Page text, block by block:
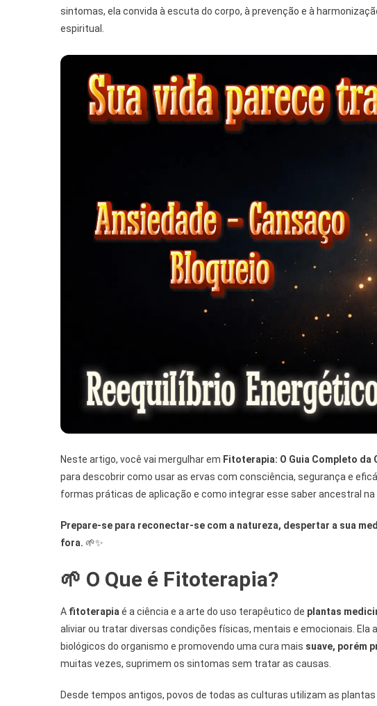
sintomas, ela convida à escuta do corpo, à prevenção e à
espiritual.
Neste artigo, você vai mergulhar em Fitoterapia: O Guia Completo da
para descobrir como usar as ervas com consciência, segurança e
formas práticas de aplicação e como integrar esse saber ancestral na
Prepare-se para reconectar-se com a natureza, despertar a sua
fora. 🌱✨
🌱 O Que é Fitoterapia?
A fitoterapiaé a ciência e a arte do uso terapêutico de plantas
aliviar ou tratar diversas condições físicas, mentais e emocionais.
biológicos do organismo e promovendo uma cura mais suave, porém
muitas vezes, suprimem os sintomas sem tratar as causas.
Desde tempos antigos, povos de todas as culturas utilizam as